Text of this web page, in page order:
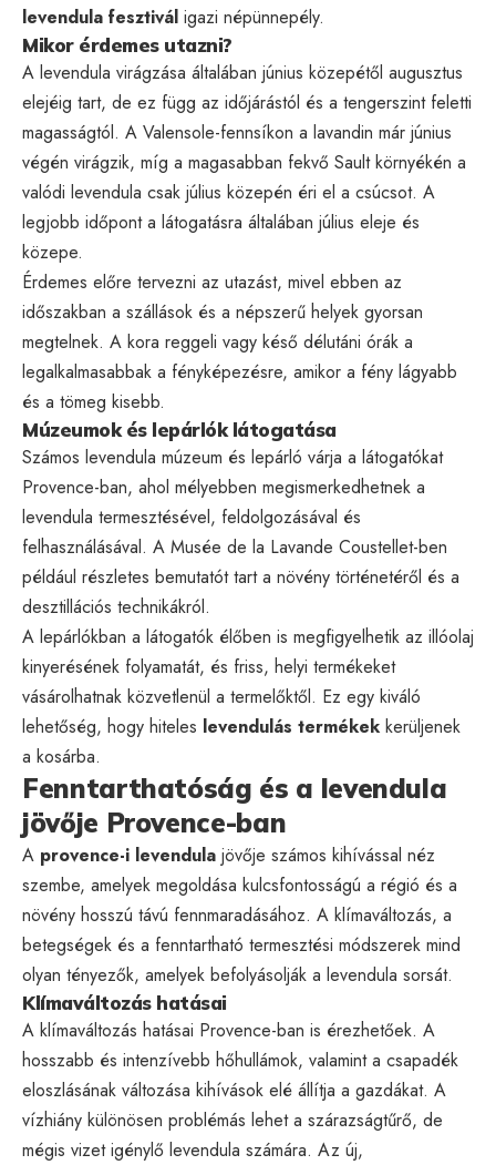
levendula fesztivál igazi népünnepély.
Mikor érdemes utazni?
A levendula virágzása általában június közepétől augusztus
elejéig tart, de ez függ az időjárástól és a tengerszint feletti
magasságtól. A Valensole-fennsíkon a lavandin már június
végén virágzik, míg a magasabban fekvő Sault környékén a
valódi levendula csak július közepén éri el a csúcsot. A
legjobb időpont a látogatásra általában július eleje és
közepe.
Érdemes előre tervezni az utazást, mivel ebben az
időszakban a szállások és a népszerű helyek gyorsan
megtelnek. A kora reggeli vagy késő délutáni órák a
legalkalmasabbak a fényképezésre, amikor a fény lágyabb
és a tömeg kisebb.
Múzeumok és lepárlók látogatása
Számos levendula múzeum és lepárló várja a látogatókat
Provence-ban, ahol mélyebben megismerkedhetnek a
levendula termesztésével, feldolgozásával és
felhasználásával. A Musée de la Lavande Coustellet-ben
például részletes bemutatót tart a növény történetéről és a
desztillációs technikákról.
A lepárlókban a látogatók élőben is megfigyelhetik az illóolaj
kinyerésének folyamatát, és friss, helyi termékeket
vásárolhatnak közvetlenül a termelőktől. Ez egy kiváló
lehetőség, hogy hiteles levendulás termékek kerüljenek
a kosárba.
Fenntarthatóság és a levendula
jövője Provence-ban
A provence-i levendula jövője számos kihívással néz
szembe, amelyek megoldása kulcsfontosságú a régió és a
növény hosszú távú fennmaradásához. A klímaváltozás, a
betegségek és a fenntartható termesztési módszerek mind
olyan tényezők, amelyek befolyásolják a levendula sorsát.
Klímaváltozás hatásai
A klímaváltozás hatásai Provence-ban is érezhetőek. A
hosszabb és intenzívebb hőhullámok, valamint a csapadék
eloszlásának változása kihívások elé állítja a gazdákat. A
vízhiány különösen problémás lehet a szárazságtűrő, de
mégis vizet igénylő levendula számára. Az új,